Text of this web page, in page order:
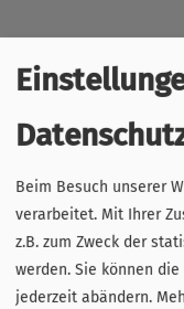
Beim Besuch unserer
verarbeitet. Mit Ihrer
z.B. zum Zweck der
werden. Sie können
jederzeit abändern.